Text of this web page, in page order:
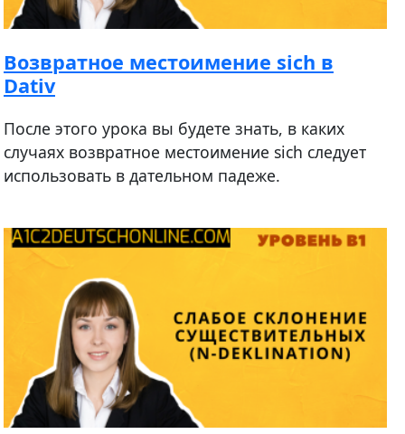
Возвратное местоимение sich в
Dativ
После этого урока вы будете знать, в каких
случаях возвратное местоимение sich следует
использовать в дательном падеже.